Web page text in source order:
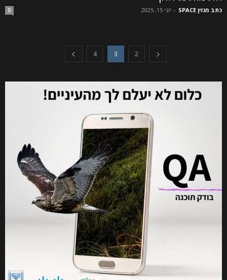
כתב מגזין SPACE - יוני 15, 2025 0
2
3
4